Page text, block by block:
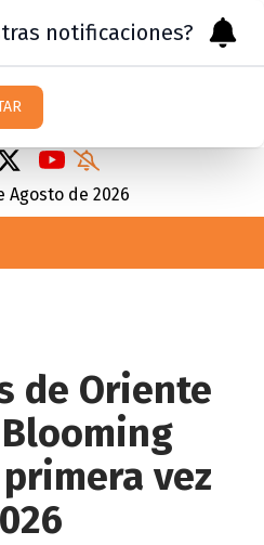
Agosto de 2026
de Oriente
vez
notificaciones?